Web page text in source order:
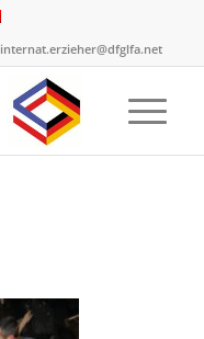
internat.erzieher@dfglfa.net